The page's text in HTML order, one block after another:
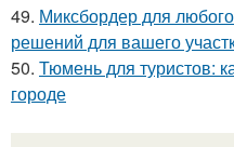
49. Миксбордер для
решений для вашего
50. Тюмень для туристов:
городе